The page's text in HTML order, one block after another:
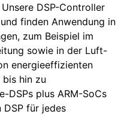
DSP-Controller
finden Anwendung in
zum Beispiel im
sowie in der Luft-
energieeffizienten
hin zu
DSPs plus ARM-SoCs
DSP für jedes